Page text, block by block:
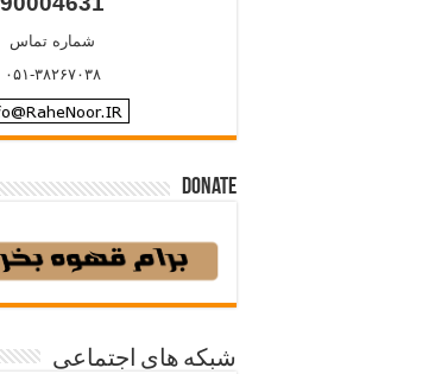
شماره تماس
۰۵۱-۳۸۲۶۷۰۳۸
Donate
شبکه های اجتماعی